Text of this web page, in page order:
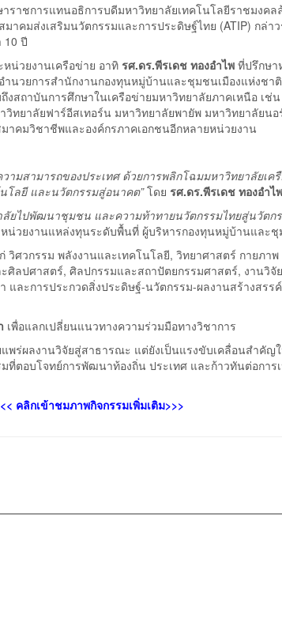
าราชการแทนอธิการบดีมหาวิทยาลัยเทคโนโลยีราชมงค
าคมส่งเสริมนวัตกรรมและการประดิษฐ์ไทย (ATIP) กล่า
10 ปี
น่วยงานเครือข่าย อาทิ รศ.ดร.พีรเดช ทองอำไพ ที่ปรึกษา
ำนวยการสำนักงานกองทุนหมู่บ้านและชุมชนเมืองแห่งชา
สถาบันการศึกษาในเครือข่ายมหาวิทยาลัยภาคเหนือ เช่
ทยาลัยฟาร์อีสเทอร์น มหาวิทยาลัยพายัพ มหาวิทยาลัยนอ
คมวิชาชีพและองค์กรภาคเอกชนอีกหลายหน่วยงาน
วามสามารถของประเทศ ด้วยการพลิกโฉมมหาวิทยาลัยเ
โลยี และนวัตกรรมสู่อนาคต”โดย รศ.ดร.พีรเดช ทองอำไพ
ลัยไปพัฒนาชุมชน และความท้าทายนวัตกรรมไทยสู่นวัตก
น่วยงานแหล่งทุนระดับพื้นที่ ผู้บริหารกองทุนหมู่บ้านและชุ
วิศวกรรม พลังงานและเทคโนโลยี, วิทยาศาสตร์ กายภา
ศิลปศาสตร์, ศิลปกรรมและสถาปัตยกรรมศาสตร์, งานวิ
และการประกวดสิ่งประดิษฐ์-นวัตกรรม-ผลงานสร้างสรร
เพื่อแลกเปลี่ยนแนวทางความร่วมมือทางวิชาการ
แพร่ผลงานวิจัยสู่สาธารณะ แต่ยังเป็นแรงขับเคลื่อนสำคัญ
ตอบโจทย์การพัฒนาท้องถิ่น ประเทศ และก้าวทันต่อการ
คลิกเข้าชมภาพกิจกรรมเพิ่มเติม>>>